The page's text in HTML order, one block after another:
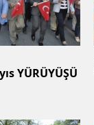
YÜRÜYÜŞÜ